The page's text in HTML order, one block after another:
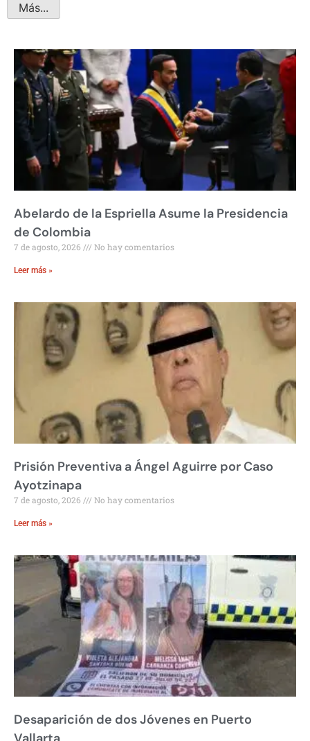
Más...
Abelardo de la Espriella Asume la Presidencia
de Colombia
7 de agosto, 2026 No hay comentarios
Leer más »
Prisión Preventiva a Ángel Aguirre por Caso
Ayotzinapa
7 de agosto, 2026 No hay comentarios
Leer más »
Desaparición de dos Jóvenes en Puerto